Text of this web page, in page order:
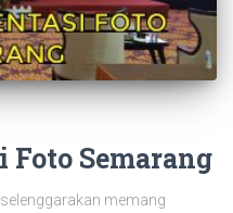
Foto Semarang
memang